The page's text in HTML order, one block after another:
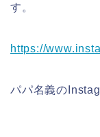
す。
https://
パパ名義の